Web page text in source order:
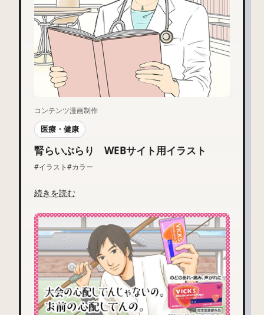
コンテンツ漫画制作
医療・健康
腎らいぶらり WEBサイト用イラスト
#イラスト#カラー
続きを読む